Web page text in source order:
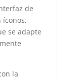
de
íconos,
se adapte
la